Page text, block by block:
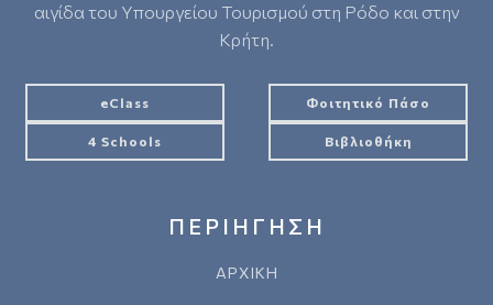
αιγίδα του Υπουργείου Τουρισμού στη Ρόδο και στην
Κρήτη.
eClass Φοιτητικό Πάσο
4 Schools Βιβλιοθήκη
ΠΕΡΙΗΓΗΣΗ
ΑΡΧΙΚΗ